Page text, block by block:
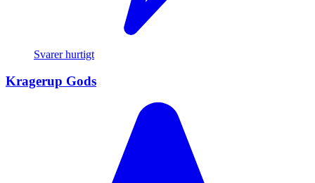
Svarer hurtigt
Kragerup Gods